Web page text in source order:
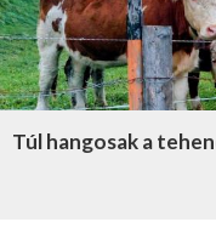
Túl hangosak a